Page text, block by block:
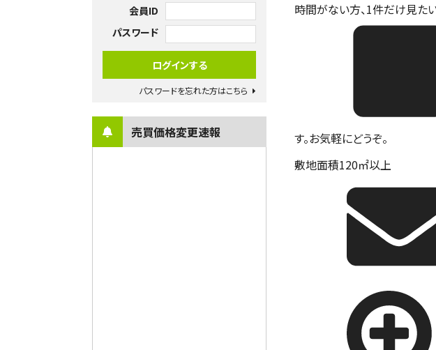
会員ID
パスワード
パスワードを忘れた方はこちら
売買価格変更速報
時間がない方、1件だけ見た
す。お気軽にどうぞ。
敷地面積120㎡以上